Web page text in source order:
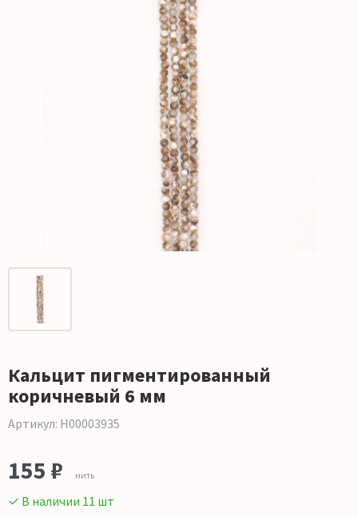
Кальцит пигментированный
коричневый 6 мм
Артикул: Н00003935
155 ₽ нить
✓ В наличии 11 шт